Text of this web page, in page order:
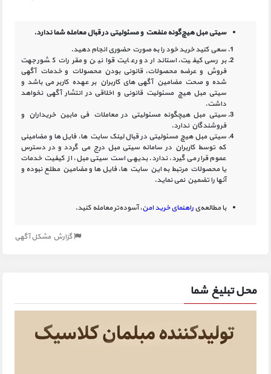
سیتی مبل هیچ‌گونه منفعت و مسئولیتی درقبال معامله شما ندارد.
سعی کنید خرید خود را به صورت حضوری انجام دهید.
بررسی کیفیت، استاندارد و رعایت قوانین و مقررات کشور جهت
فروش و عرضه محصولات، قانونی بودن محصولات و خدمات آگهی
شده و صحت مضامین آگهی‏ های کاربران بر عهده کاربر می باشد و
سیتی مبل هیچ مسئولیت قانونی و اخلاقی در انتشار آگهی نخواهد
داشت.
سیتی مبل هیچگونه مسئولیتی در معاملات فی مابین خریداران و
فروشندگان ندارد.
سیتی مبل هیچ مسئولیتی در قبال لینک‏ سایت ‏ها، فایل ‏ها و مضامینی
که توسط کاربران در سامانه‏ سیتی مبل درج می گردد و در دسترس
عموم قرار می گیرد، ندارد. بدیهی است سیتی مبل، از کیفیت خدمات
یا محصولات مرتبط به این سایت‏ ها، فایل ها و مضامین مطلع نبوده و
آنها را تضمین نمی نماید.
با مطالعه‌یراهنمای خرید امن، آسوده‌تر معامله کنید.
گزارش مشکل آگهی
محل تبلیغ شما